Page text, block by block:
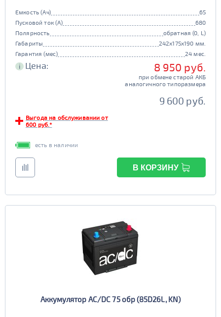
Емкость (Ач)
65
Пусковой ток (А)
680
Полярность
обратная (0, L)
Габариты
242x175x190 мм.
Гарантия (мес)
24 мес.
i Цена: 8 950 руб.
при обмене старой АКБ
аналогичного типоразмера
9 600 руб.
Выгода на обслуживании от
600 руб.*
есть в наличии
В КОРЗИНУ
Аккумулятор AC/DC 75 обр (85D26L, KN)